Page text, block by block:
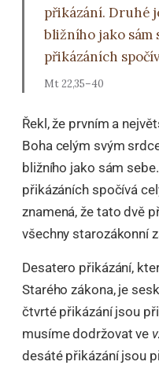
přikázání. Druhé
bližního jako sám
přikázáních
Mt 22,35–40
Řekl, že prvním a
Boha celým svým
bližního jako sám
přikázáních spočívá
znamená, že tato dvě
všechny starozákonní
Desatero přikázání,
Starého zákona, je
čtvrté přikázání jsou
musíme dodržovat ve
desáté přikázání jsou